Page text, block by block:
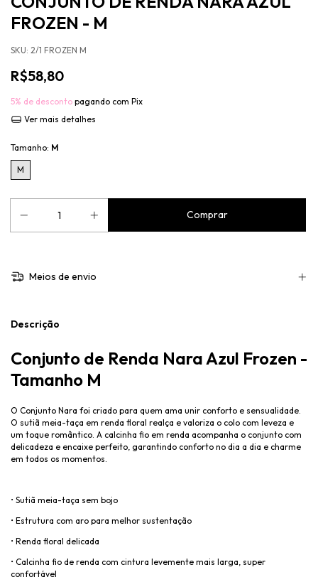
FROZEN - M
SKU: 2/1 FROZEN M
R$58,80
5% de desconto pagando com Pix
Ver mais detalhes
Tamanho: M
M
Meios de envio
Descrição
Conjunto de Renda Nara Azul Frozen -
Tamanho M
O Conjunto Nara foi criado para quem ama unir conforto e sensualidade.
O sutiã meia-taça em renda floral realça e valoriza o colo com leveza e
um toque romântico. A calcinha fio em renda acompanha o conjunto com
delicadeza e encaixe perfeito, garantindo conforto no dia a dia e charme
em todos os momentos.
• Sutiã meia-taça sem bojo
• Estrutura com aro para melhor sustentação
• Renda floral delicada
• Calcinha fio de renda com cintura levemente mais larga, super
confortável